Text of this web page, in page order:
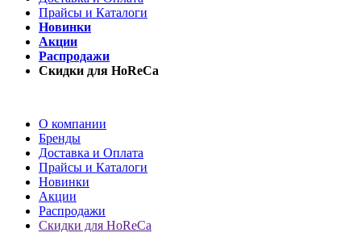
Прайсы и Каталоги
Новинки
Акции
Распродажи
Скидки для HoReCa
О компании
Бренды
Доставка и Оплата
Прайсы и Каталоги
Новинки
Акции
Распродажи
Скидки для HoReCa